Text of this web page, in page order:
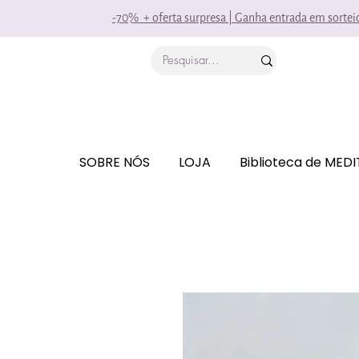
-70% + oferta surpresa | Ganha entrada em
SOBRE NÓS LOJA Biblioteca de